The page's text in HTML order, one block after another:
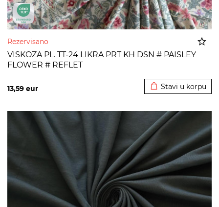
Rezervisano
VISKOZA PL. TT-24 LIKRA PRT KH DSN # PAISLEY
FLOWER # REFLET
13,59 eur Stavi u korpu